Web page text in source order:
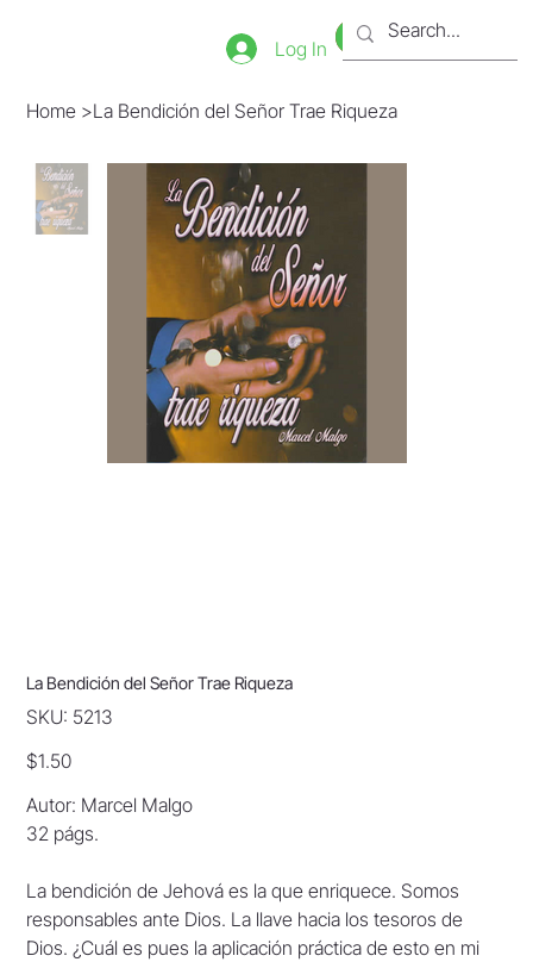
Bookstore
Tienda
Log In
Home >La Bendición del Señor Trae Riqueza
La Bendición del Señor Trae Riqueza
SKU: SKU
5213
5213
Price
$1.50
Autor: Marcel Malgo
32 págs.
La bendición de Jehová es la que enriquece. Somos
responsables ante Dios. La llave hacia los tesoros de
Dios. ¿Cuál es pues la aplicación práctica de esto en mi